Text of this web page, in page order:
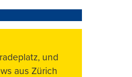
und
aus Zürich